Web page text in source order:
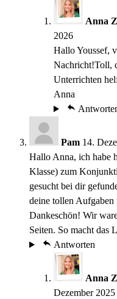
Anna
2026
Hallo Youssef,
Nachricht!Toll,
Unterrichten
Anna
Pam 14.
Hallo Anna, ich habe
Klasse) zum
gesucht bei dir
deine tollen
Dankeschön! Wir
Seiten. So macht das
Antworten
Anna
Dezember 2025